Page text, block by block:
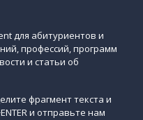
для абитуриентов и
профессий, программ
и статьи об
фрагмент текста и
и отправьте нам